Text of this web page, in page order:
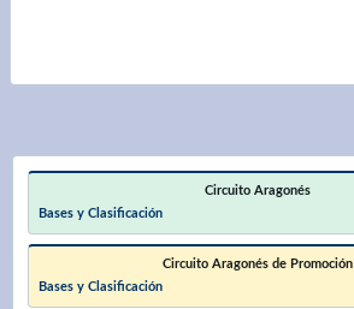
Circuito Aragonés
Bases y Clasificación
Circuito Aragonés de Promoción
Bases y Clasificación